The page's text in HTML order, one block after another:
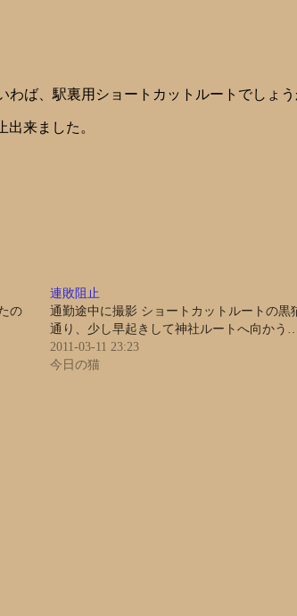
ば、駅裏用ショートカットルートでしょ
来ました。
の
連敗阻止
通勤途中に撮影 ショートカットルートの黒
通り、少し早起きして神社ルートへ向かう…
2011-03-11 23:23
今日の猫